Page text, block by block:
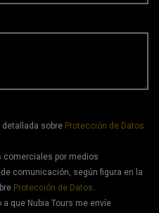
sobre Protección de Datos
por medios
comunicación, según figura en la
Protección de Datos.
que Nubia Tours me envíe